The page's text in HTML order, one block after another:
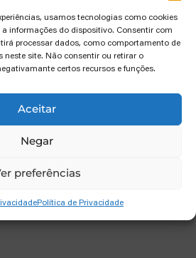
usamos tecnologias como cookies
informações do dispositivo. Consentir com
processar dados, como comportamento de
neste site. Não consentir ou retirar o
certos recursos e funções.
Aceitar
Negar
preferências
Política de Privacidade
vc_tta_section]
240cbcac-f600″]
contém nenhum dos 14
vc_tta_section]
a2368f08-ddc2″]
vc_tta_tabs]